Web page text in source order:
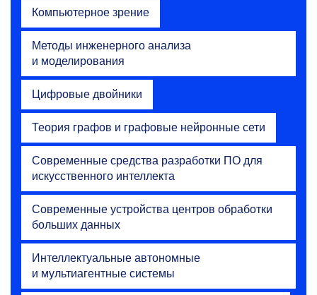
Компьютерное зрение
Методы инженерного анализа
и моделирования
Цифровые двойники
Теория графов и графовые нейронные сети
Современные средства разработки ПО для
искусственного интеллекта
Современные устройства центров обработки
больших данных
Интеллектуальные автономные
и мультиагентные системы